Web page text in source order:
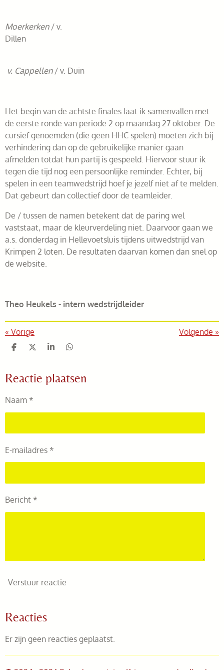
Moerkerken/ v.
Dillen
v. Cappellen/ v. Duin
Het begin van de achtste finales laat ik samenvallen met
de eerste ronde van periode 2 op maandag 27 oktober. De
cursief genoemden (die geen HHC spelen) moeten zich bij
verhindering dan op de gebruikelijke manier gaan
afmelden totdat hun partij is gespeeld. Hiervoor stuur ik
tegen die tijd nog een persoonlijke reminder. Echter, bij
spelen in een teamwedstrijd hoef je jezelf niet af te melden.
Dat gebeurt dan collectief door de teamleider.
De / tussen de namen betekent dat de paring wel
vaststaat, maar de kleurverdeling niet. Daarvoor gaan we
a.s. donderdag in Hellevoetsluis tijdens uitwedstrijd van
Krimpen 2 loten. De resultaten daarvan komen dan snel op
de website.
Theo Heukels - intern wedstrijdleider
« Vorige Volgende »
D
e
n
D
l
S
r
e
D
e
n
Reactie plaatsen
Naam *
E-mailadres *
Bericht *
Verstuur reactie
Reacties
Er zijn geen reacties geplaatst.